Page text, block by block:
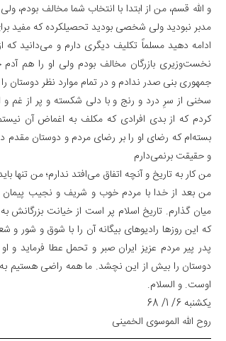
و الله قسم، من از ابتدا با انتخاب شما مخالف
مدبر نبودید ولی شخصی بودید تحصیلکرده که مفید
ادامه دهید مسلماً تکلیف دیگری دارم و می‌دانید
نخست‌وزیری بازرگان مخالف بودم ولی او را هم
جمهوری بنی صدر ندادم و در تمام موارد نظر دوستان
سخنی از سرِ درد و رنج و با دلی شکسته و پر از غم و
کردم که از بدی افرادی که مکلف به اغماض آن
بسته‌ام که رضای او را بر رضای مردم و دوستان مقدم
و حقیقت برنمی‌دارم‌
من کار به تاریخ و آنچه اتفاق می‌افتد ندارم؛ من تنها
من بعد از خدا با مردم خوب و شریف و نجیب پیمان
میان گذارم. تاریخ اسلام پر است از خیانت بزرگانش
که این روزها رادیوهای بیگانه آن را با شوق و
پدر پیر مردم عزیز ایران صبر و تحمل عطا فرماید و
دوستان را بیش از این نچشد. ما همه راضی هستیم
اوست. و السلام.
یکشنبه 6/ 1/ 68
روح الله الموسوی الخمینی‌